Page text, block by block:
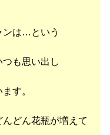
ンは…という
も思い出し
す。
どん花瓶が増えて